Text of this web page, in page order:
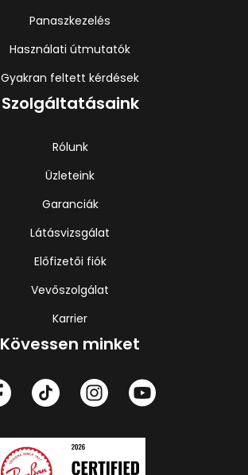
Panaszkezelés
Használati útmutatók
Gyakran feltett kérdések
Szolgáltatásaink
Rólunk
Üzleteink
Garanciák
Látásvizsgálat
Előfizetői fiók
Vevőszolgálat
Karrier
Kövessen minket